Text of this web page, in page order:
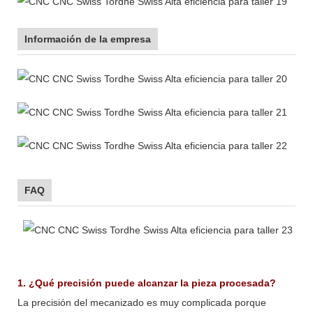
Información de la empresa
FAQ
1. ¿Qué precisión puede alcanzar la pieza procesada?
La precisión del mecanizado es muy complicada porque